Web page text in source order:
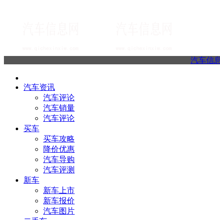
汽车信
汽车资讯
汽车评论
汽车销量
汽车评论
买车
买车攻略
降价优惠
汽车导购
汽车评测
新车
新车上市
新车报价
汽车图片